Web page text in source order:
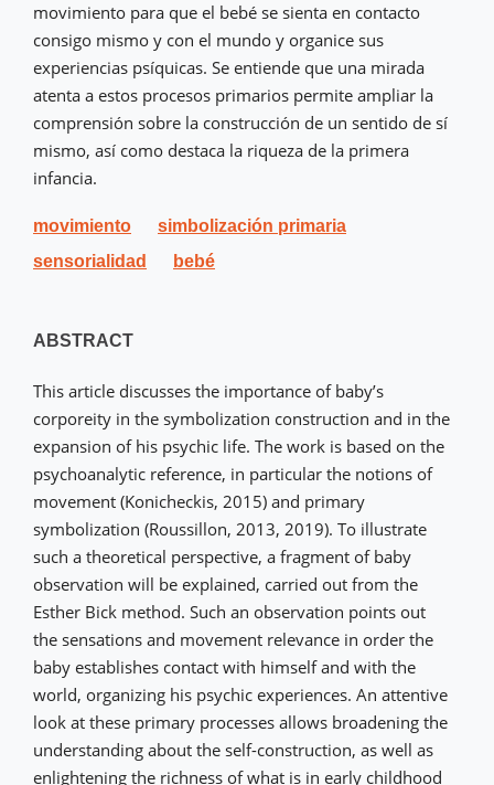
movimiento para que el bebé se sienta en contacto
consigo mismo y con el mundo y organice sus
experiencias psíquicas. Se entiende que una mirada
atenta a estos procesos primarios permite ampliar la
comprensión sobre la construcción de un sentido de sí
mismo, así como destaca la riqueza de la primera
infancia.
movimiento
simbolización primaria
sensorialidad
bebé
ABSTRACT
This article discusses the importance of baby’s
corporeity in the symbolization construction and in the
expansion of his psychic life. The work is based on the
psychoanalytic reference, in particular the notions of
movement (Konicheckis, 2015) and primary
symbolization (Roussillon, 2013, 2019). To illustrate
such a theoretical perspective, a fragment of baby
observation will be explained, carried out from the
Esther Bick method. Such an observation points out
the sensations and movement relevance in order the
baby establishes contact with himself and with the
world, organizing his psychic experiences. An attentive
look at these primary processes allows broadening the
understanding about the self-construction, as well as
enlightening the richness of what is in early childhood